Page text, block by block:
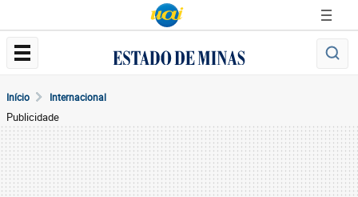
Início Internacional
Publicidade